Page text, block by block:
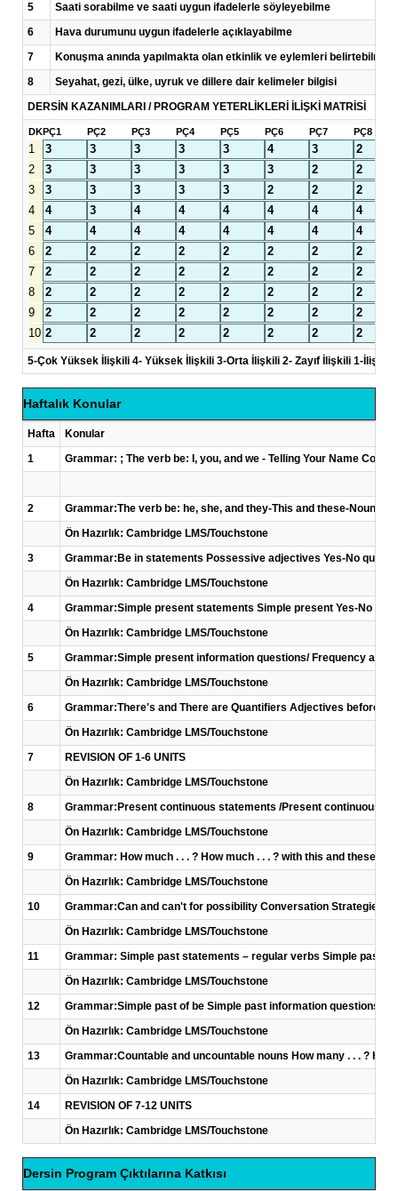
5
Saati sorabilme ve saati uygun ifadelerle söyleyebilme
6
Hava durumunu uygun ifadelerle açıklayabilme
7
Konuşma anında yapılmakta olan etkinlik ve eylemleri belirtebilme
8
Seyahat, gezi, ülke, uyruk ve dillere dair kelimeler bilgisi
DERSİN KAZANIMLARI / PROGRAM YETERLİKLERİ İLİŞKİ MATRİSİ
DKPÇ1 PÇ2 PÇ3 PÇ4 PÇ5 PÇ6 PÇ7 PÇ8
1
2
3
4
5
6
7
8
9
10
5-Çok Yüksek İlişkili 4- Yüksek İlişkili 3-Orta İlişkili 2- Zayıf İlişkili 1-
Haftalık Konular
Hafta
Konular
1
Grammar: ; The verb be: I, you, and we - Telling Your Name
2
Grammar:The verb be: he, she, and they-This and these-Noun
Ön Hazırlık: Cambridge LMS/Touchstone
3
Grammar:Be in statements Possessive adjectives Yes-No
Ön Hazırlık: Cambridge LMS/Touchstone
4
Grammar:Simple present statements Simple present Yes-No
Ön Hazırlık: Cambridge LMS/Touchstone
5
Grammar:Simple present information questions/ Frequency
Ön Hazırlık: Cambridge LMS/Touchstone
6
Grammar:There's and There are Quantifiers Adjectives before
Ön Hazırlık: Cambridge LMS/Touchstone
7
REVISION OF 1-6 UNITS
Ön Hazırlık: Cambridge LMS/Touchstone
8
Grammar:Present continuous statements /Present continuous
Ön Hazırlık: Cambridge LMS/Touchstone
9
Grammar: How much . . . ? How much . . . ? with this and these
Ön Hazırlık: Cambridge LMS/Touchstone
10
Grammar:Can and can't for possibility Conversation
Ön Hazırlık: Cambridge LMS/Touchstone
11
Grammar: Simple past statements – regular verbs Simple past
Ön Hazırlık: Cambridge LMS/Touchstone
12
Grammar:Simple past of be Simple past information questions
Ön Hazırlık: Cambridge LMS/Touchstone
13
Grammar:Countable and uncountable nouns How many . . . ?
Ön Hazırlık: Cambridge LMS/Touchstone
14
REVISION OF 7-12 UNITS
Ön Hazırlık: Cambridge LMS/Touchstone
Dersin Program Çıktılarına Katkısı